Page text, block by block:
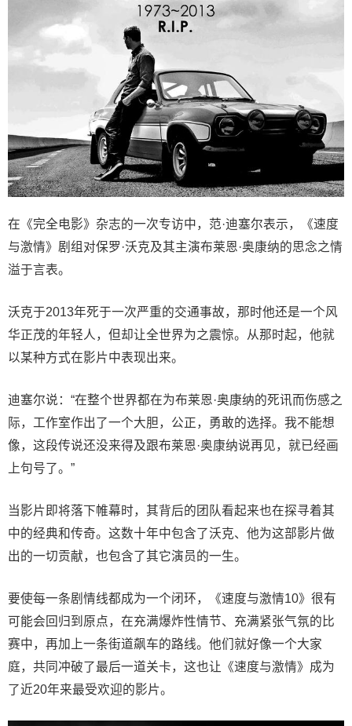
在《完全电影》杂志的一次专访中，范·迪塞尔表示，《速度
与激情》剧组对保罗·沃克及其主演布莱恩·奥康纳的思念之情
溢于言表。
沃克于2013年死于一次严重的交通事故，那时他还是一个风
华正茂的年轻人，但却让全世界为之震惊。从那时起，他就
以某种方式在影片中表现出来。
迪塞尔说：“在整个世界都在为布莱恩·奥康纳的死讯而伤感之
际，工作室作出了一个大胆，公正，勇敢的选择。我不能想
像，这段传说还没来得及跟布莱恩·奥康纳说再见，就已经画
上句号了。”
当影片即将落下帷幕时，其背后的团队看起来也在探寻着其
中的经典和传奇。这数十年中包含了沃克、他为这部影片做
出的一切贡献，也包含了其它演员的一生。
要使每一条剧情线都成为一个闭环，《速度与激情10》很有
可能会回归到原点，在充满爆炸性情节、充满紧张气氛的比
赛中，再加上一条街道飙车的路线。他们就好像一个大家
庭，共同冲破了最后一道关卡，这也让《速度与激情》成为
了近20年来最受欢迎的影片。